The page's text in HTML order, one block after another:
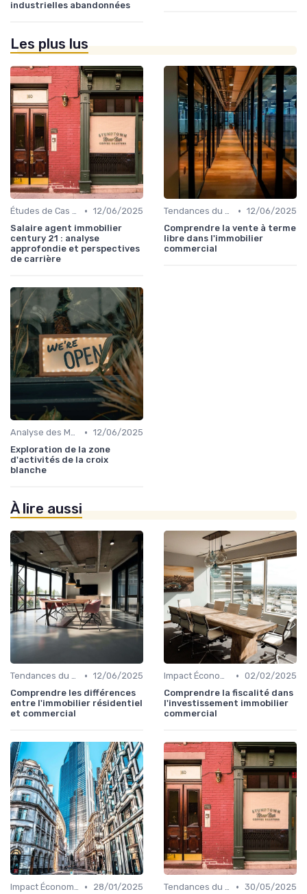
industrielles abandonnées
Les plus lus
Études de Cas et Exemples de Réussite • 12/06/2025
Salaire agent immobilier
century 21 : analyse
approfondie et perspectives
de carrière
Tendances du Marché Immobilier Commercial • 12/06/2025
Comprendre la vente à terme
libre dans l'immobilier
commercial
Analyse des Marchés Locaux et Globaux • 12/06/2025
Exploration de la zone
d'activités de la croix
blanche
À lire aussi
Tendances du Marché Immobilier Commercial • 12/06/2025
Comprendre les différences
entre l'immobilier résidentiel
et commercial
Impact Économique et Financier • 02/02/2025
Comprendre la fiscalité dans
l'investissement immobilier
commercial
Impact Économique et Financier •
28/01/2025
Tendances du Marché Immobilier Commercial • 30/05/2025